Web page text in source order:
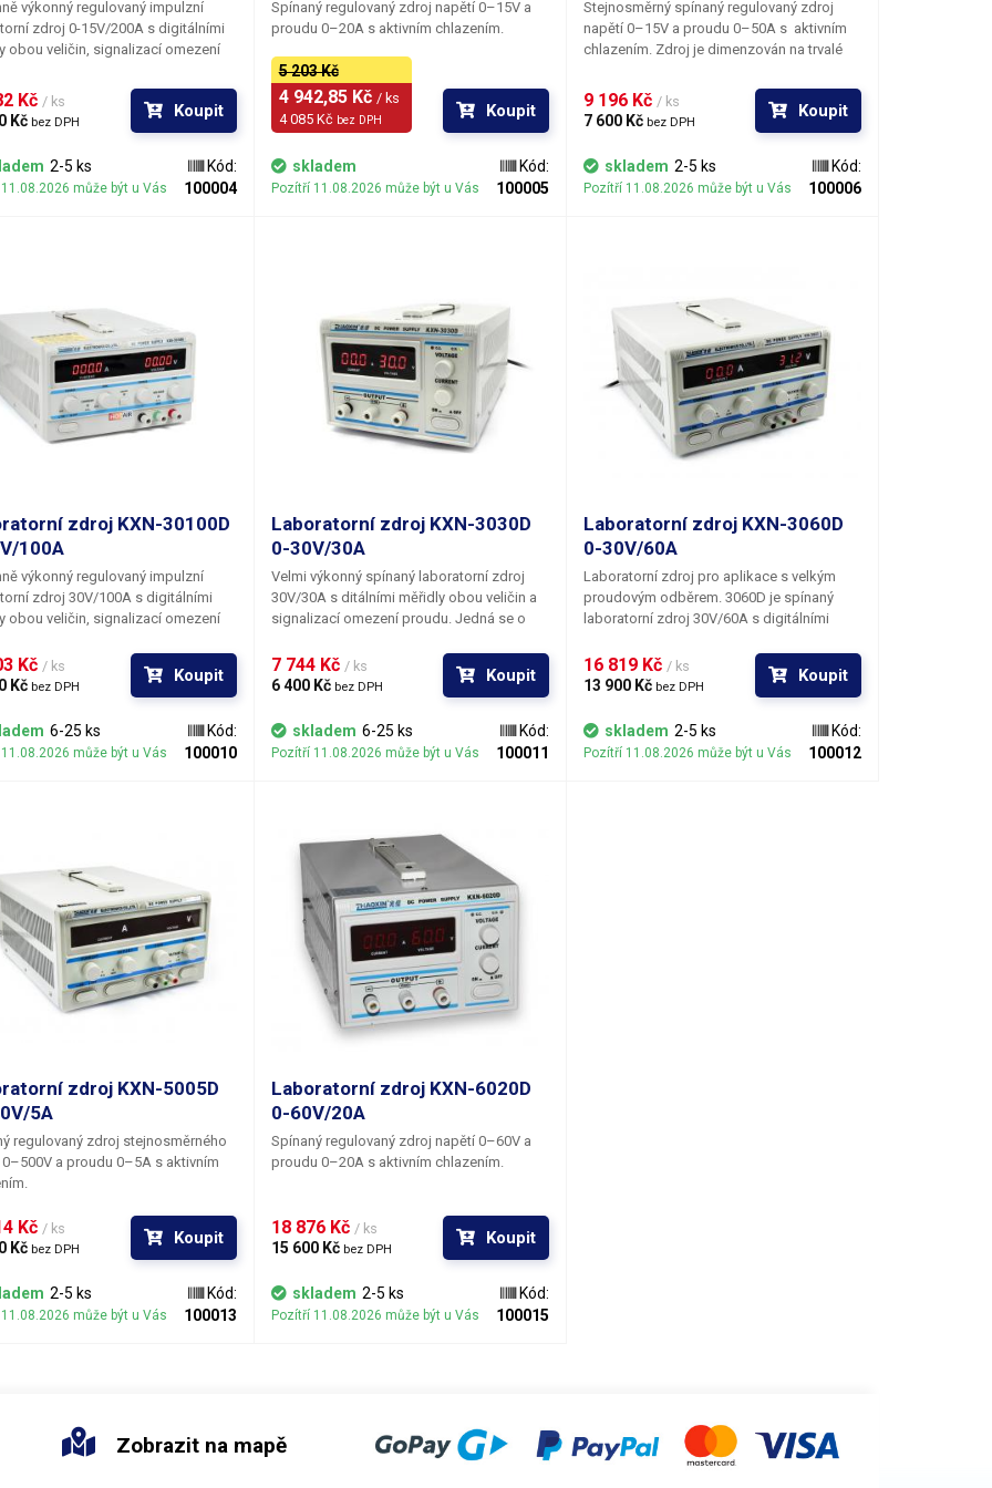
napětí 230V/50Hz
100 A
výkonný regulovaný impulzní
zdroj 0-15V/200A s digitálními
obou veličin, signalizací omezení
OCP (Over Current Protection,
Heat Protection). Jedná se o
zdroj a není tedy zdaleka tak těžký
klasickým transformátorem.
Kč / ks
Kč bez DPH
Koupit
2-5 ks
může být u Vás
Kód:
100004
Spínaný regulovaný zdroj napětí 0–15V a
proudu 0–20A s aktivním chlazením.
5 203 Kč
4 942,85 Kč / ks
4 085 Kč bez DPH Koupit
skladem
Pozítří 11.08.2026 může být u Vás
Kód:
100005
Stejnosměrný spínaný regulovaný zdroj
napětí 0–15V a proudu 0–50A s aktivním
chlazením. Zdroj je dimenzován na trvalé
nastavené hodnotě napětí na výstupních
svorkách. O chlazení stabilizačních prvků
se stará vestavěný ventilátor. Pro aplikace,
na zadní straně šasi k dispozici svorky
pro silové vodiče. K pohodlnému nastavení
9 196 Kč / ks
7 600 Kč bez DPH
Koupit
skladem 2-5 ks
Pozítří 11.08.2026 může být u Vás
Kód:
100006
zdroj KXN-30100D
100A
výkonný regulovaný impulzní
zdroj 30V/100A s digitálními
obou veličin, signalizací omezení
OCP (Over Current Protection,
Heat Protection). Jedná se o
zdroj a není tedy zdaleka tak těžký
zdroje stejného výkonu
klasickým transformátorem.
Kč / ks
Kč bez DPH
Koupit
6-25 ks
může být u Vás
Kód:
100010
Laboratorní zdroj KXN-3030D
0-30V/30A
Velmi výkonný spínaný laboratorní zdroj
30V/30A s ditálními měřidly obou veličin a
signalizací omezení proudu. Jedná se o
jako ostatní zdroje stejného výkonu
osazené klasickým transformátorem.
7 744 Kč / ks
6 400 Kč bez DPH
Koupit
skladem 6-25 ks
Pozítří 11.08.2026 může být u Vás
Kód:
100011
Laboratorní zdroj KXN-3060D
0-30V/60A
Laboratorní zdroj pro aplikace s velkým
proudovým odběrem. 3060D je spínaný
laboratorní zdroj 30V/60A s digitálními
proudu a ochranami OVP (Over Voltage
Protection), OCP (Over Current Protection,
OHP (Over Heat Protection).
16 819 Kč / ks
13 900 Kč bez DPH
Koupit
skladem 2-5 ks
Pozítří 11.08.2026 může být u Vás
Kód:
100012
zdroj KXN-5005D
5A
regulovaný zdroj stejnosměrného
a proudu 0–5A s aktivním
Kč / ks
Kč bez DPH
Koupit
2-5 ks
může být u Vás
Kód:
100013
Laboratorní zdroj KXN-6020D
0-60V/20A
Spínaný regulovaný zdroj napětí 0–60V a
proudu 0–20A s aktivním chlazením.
18 876 Kč / ks
15 600 Kč bez DPH
Koupit
skladem 2-5 ks
Pozítří 11.08.2026 může být u Vás
Kód:
100015
Zobrazit na mapě